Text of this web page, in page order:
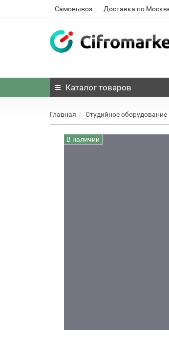
Самовывоз Доставка по
Каталог товаров
Главная Студийное оборудование
В наличии